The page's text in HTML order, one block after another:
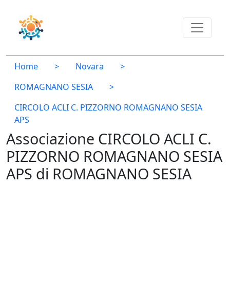
Home > Novara
>
ROMAGNANO SESIA
>
CIRCOLO ACLI C. PIZZORNO ROMAGNANO SESIA
APS
Associazione CIRCOLO ACLI C.
PIZZORNO ROMAGNANO SESIA
APS di ROMAGNANO SESIA